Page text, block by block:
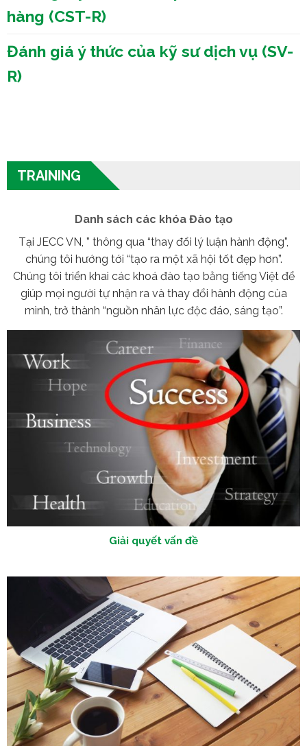
hàng (CST-R)
Đánh giá ý thức của kỹ sư dịch vụ (SV-
R)
TRAINING
Danh sách các khóa Đào tạo
Tại JECC VN, ” thông qua “thay đổi lý luận hành động”,
chúng tôi hướng tới “tạo ra một xã hội tốt đẹp hơn”.
Chúng tôi triển khai các khoá đào tạo bằng tiếng Việt để
giúp mọi người tự nhận ra và thay đổi hành động của
mình, trở thành “nguồn nhân lực độc đáo, sáng tạo”.
Giải quyết vấn đề